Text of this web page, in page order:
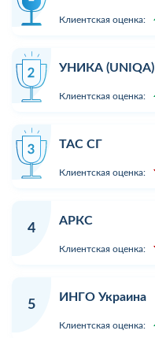
Клиентская оценка:
УНИКА (UNIQA)
Клиентская оценка:
ТАС СГ
Клиентская оценка:
4
АРКС
Клиентская оценка:
5
ИНГО Украина
Клиентская оценка: